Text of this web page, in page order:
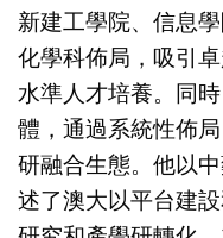
新建工學院、信息
化學科佈局，吸引
水準人才培養。同
體，通過系統性佈
研融合生態。他以
述了澳大以平台建